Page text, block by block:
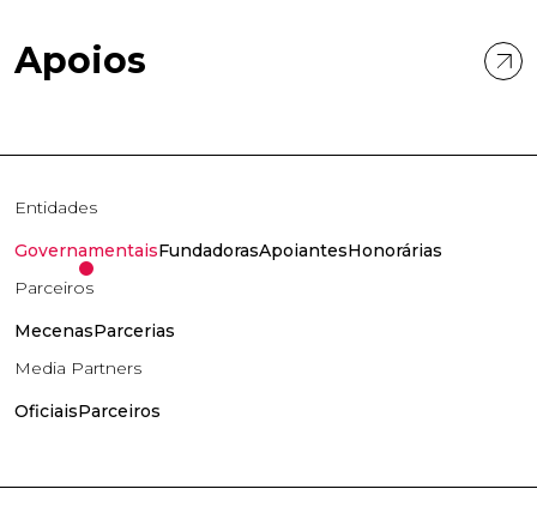
Apoios
Entidades
GovernamentaisFundadorasApoiantesHonorárias
Parceiros
MecenasParcerias
Media Partners
OficiaisParceiros